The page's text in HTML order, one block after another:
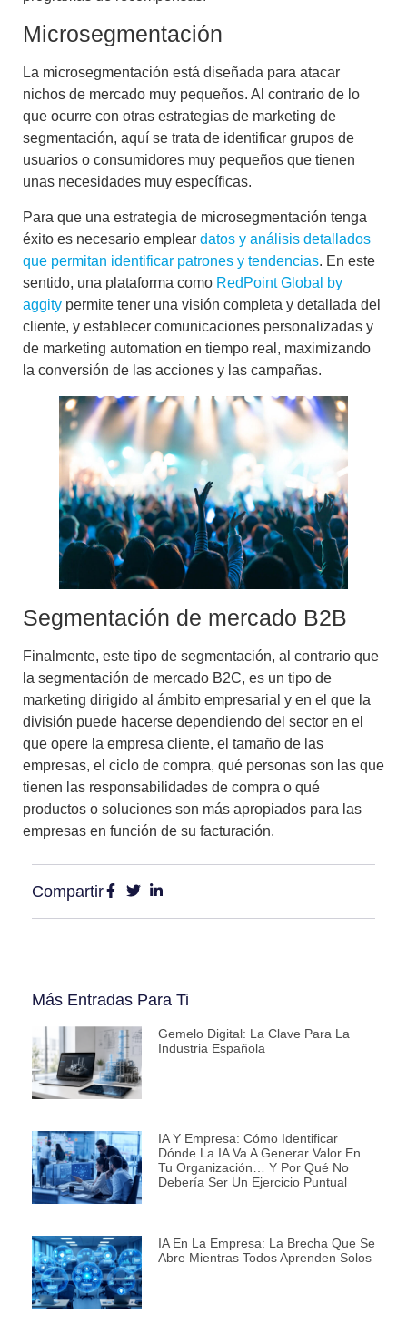
Microsegmentación
La microsegmentación está diseñada para atacar
nichos de mercado muy pequeños. Al contrario de lo
que ocurre con otras estrategias de marketing de
segmentación, aquí se trata de identificar grupos de
usuarios o consumidores muy pequeños que tienen
unas necesidades muy específicas.
Para que una estrategia de microsegmentación tenga
éxito es necesario emplear datos y análisis detallados
que permitan identificar patrones y tendencias. En este
sentido, una plataforma como RedPoint Global by
aggity permite tener una visión completa y detallada del
cliente, y establecer comunicaciones personalizadas y
de marketing automation en tiempo real, maximizando
la conversión de las acciones y las campañas.
Segmentación de mercado B2B
Finalmente, este tipo de segmentación, al contrario que
la segmentación de mercado B2C, es un tipo de
marketing dirigido al ámbito empresarial y en el que la
división puede hacerse dependiendo del sector en el
que opere la empresa cliente, el tamaño de las
empresas, el ciclo de compra, qué personas son las que
tienen las responsabilidades de compra o qué
productos o soluciones son más apropiados para las
empresas en función de su facturación.
Compartir
Más Entradas Para Ti
Gemelo Digital: La Clave Para La
Industria Española
IA Y Empresa: Cómo Identificar
Dónde La IA Va A Generar Valor En
Tu Organización… Y Por Qué No
Debería Ser Un Ejercicio Puntual
IA En La Empresa: La Brecha Que Se
Abre Mientras Todos Aprenden Solos